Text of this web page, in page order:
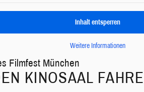
Inhalt entsperren
Weitere Informationen
Filmfest München
KINOSAAL